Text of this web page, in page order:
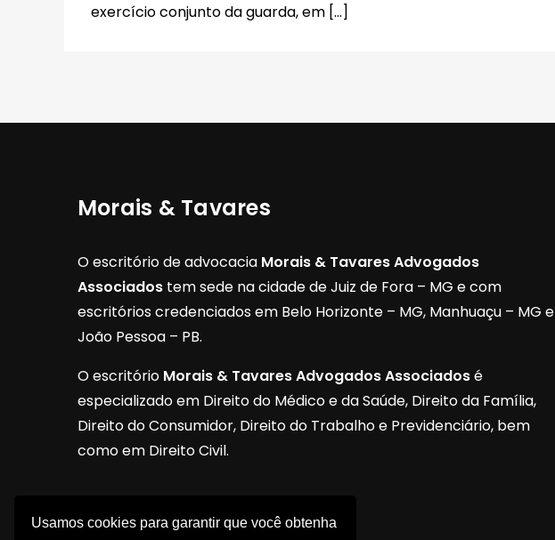
Usamos cookies para garantir que você obtenha
exercício conjunto da guarda, em […]
Morais & Tavares
O escritório de advocacia Morais & Tavares Advogados
Associados tem sede na cidade de Juiz de Fora – MG e com
escritórios credenciados em Belo Horizonte – MG, Manhuaçu – MG e
João Pessoa – PB.
O escritório Morais & Tavares Advogados Associadosé
especializado em Direito do Médico e da Saúde, Direito da Família,
Direito do Consumidor, Direito do Trabalho e Previdenciário, bem
como em Direito Civil.